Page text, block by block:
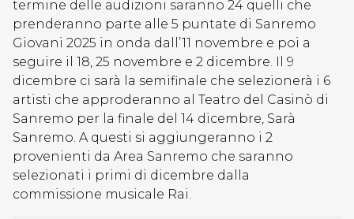
termine delle audizioni saranno 24 quelli che
prenderanno parte alle 5 puntate di Sanremo
Giovani 2025 in onda dall’11 novembre e poi a
seguire il 18, 25 novembre e 2 dicembre. Il 9
dicembre ci sarà la semifinale che selezionerà i 6
artisti che approderanno al Teatro del Casinò di
Sanremo per la finale del 14 dicembre, Sarà
Sanremo. A questi si aggiungeranno i 2
provenienti da Area Sanremo che saranno
selezionati i primi di dicembre dalla
commissione musicale Rai.